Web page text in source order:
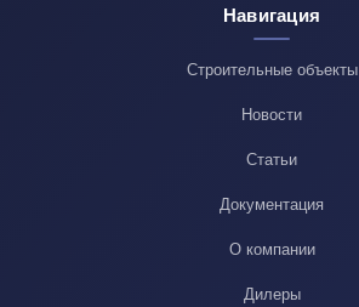
Навигация
Строительные объекты
Новости
Статьи
Документация
О компании
Дилеры